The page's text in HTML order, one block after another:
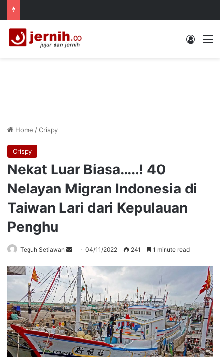
Log In
Home /Crispy
Crispy
Nekat Luar Biasa…..! 40
Nelayan Migran Indonesia di
Taiwan Lari dari Kepulauan
Penghu
Teguh Setiawan
Send
email
04/11/2022 241 1 minute read